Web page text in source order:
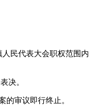
民代表大会职权范围
决。
的审议即行终止。